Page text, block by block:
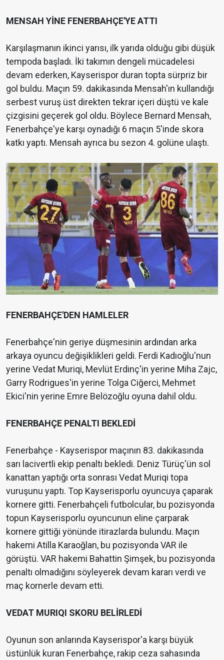
MENSAH YİNE FENERBAHÇE'YE ATTI
Karşılaşmanın ikinci yarısı, ilk yarıda olduğu gibi düşük
tempoda başladı. İki takımın dengeli mücadelesi
devam ederken, Kayserispor duran topta sürpriz bir
gol buldu. Maçın 59. dakikasında Mensah'ın kullandığı
serbest vuruş üst direkten tekrar içeri düştü ve kale
çizgisini geçerek gol oldu. Böylece Bernard Mensah,
Fenerbahçe'ye karşı oynadığı 6 maçın 5'inde skora
katkı yaptı. Mensah ayrıca bu sezon 4. golüne ulaştı.
FENERBAHÇE'DEN HAMLELER
Fenerbahçe'nin geriye düşmesinin ardından arka
arkaya oyuncu değişiklikleri geldi. Ferdi Kadıoğlu'nun
yerine Vedat Muriqi, Mevlüt Erdinç'in yerine Miha Zajc,
Garry Rodrigues'in yerine Tolga Ciğerci, Mehmet
Ekici'nin yerine Emre Belözoğlu oyuna dahil oldu.
FENERBAHÇE PENALTI BEKLEDİ
Fenerbahçe - Kayserispor maçının 83. dakikasında
sarı lacivertli ekip penaltı bekledi. Deniz Türüç'ün sol
kanattan yaptığı orta sonrası Vedat Muriqi topa
vuruşunu yaptı. Top Kayserisporlu oyuncuya çaparak
kornere gitti. Fenerbahçeli futbolcular, bu pozisyonda
topun Kayserisporlu oyuncunun eline çarparak
kornere gittiği yönünde itirazlarda bulundu. Maçın
hakemi Atilla Karaoğlan, bu pozisyonda VAR ile
görüştü. VAR hakemi Bahattin Şimşek, bu pozisyonda
penaltı olmadığını söyleyerek devam kararı verdi ve
maç kornerle devam etti.
VEDAT MURIQI SKORU BELİRLEDİ
Oyunun son anlarında Kayserispor'a karşı büyük
üstünlük kuran Fenerbahçe, rakip ceza sahasında